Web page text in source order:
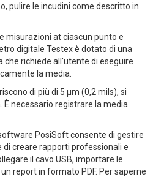
pulire le incudini come descritto in
misurazioni at ciascun punto e
digitale Testex è dotato di una
che richiede all'utente di eseguire
la media.
di più di 5 µm (0,2 mils), si
necessario registrare la media
PosiSoft consente di gestire
creare rapporti professionali e
il cavo USB, importare le
report in formato PDF. Per saperne